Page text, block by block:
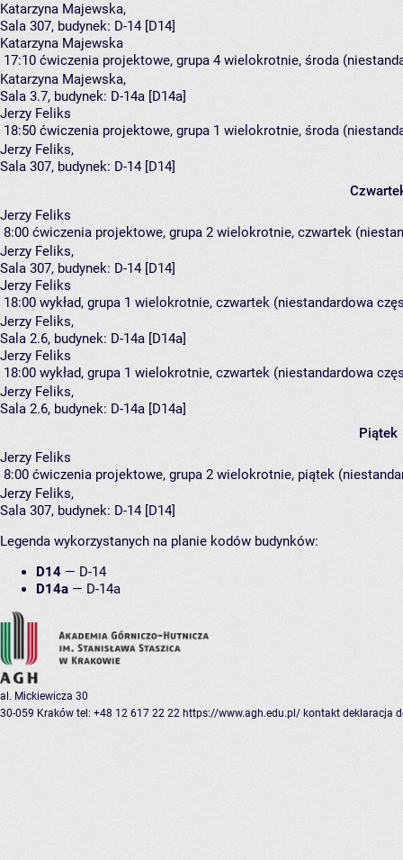
Katarzyna Majewska,
Sala 307, budynek: D-14 [D14]
Katarzyna Majewska
17:10 ćwiczenia projektowe, grupa 4 wielokrotnie, środa
Katarzyna Majewska,
Sala 3.7, budynek: D-14a [D14a]
Jerzy Feliks
18:50 ćwiczenia projektowe, grupa 1 wielokrotnie, środa
Jerzy Feliks,
Sala 307, budynek: D-14 [D14]
Jerzy Feliks
8:00 ćwiczenia projektowe, grupa 2 wielokrotnie, czwartek
Jerzy Feliks,
Sala 307, budynek: D-14 [D14]
Jerzy Feliks
18:00 wykład, grupa 1 wielokrotnie, czwartek (niestandardowa
Jerzy Feliks,
Sala 2.6, budynek: D-14a [D14a]
Jerzy Feliks
18:00 wykład, grupa 1 wielokrotnie, czwartek (niestandardowa
Jerzy Feliks,
Sala 2.6, budynek: D-14a [D14a]
Piątek
Jerzy Feliks
8:00 ćwiczenia projektowe, grupa 2 wielokrotnie, piątek
Jerzy Feliks,
Sala 307, budynek: D-14 [D14]
Legenda wykorzystanych na planie kodów budynków:
D14 — D-14
D14a — D-14a
al. Mickiewicza 30
30-059 Kraków tel: +48 12 617 22 22 https://www.agh.edu.pl/ kontakt deklaracja